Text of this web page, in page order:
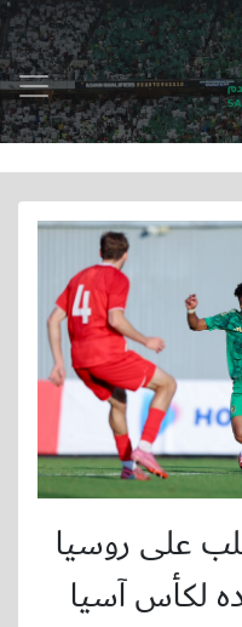
تحت23 يتغلب على روسيا
لكأس آسيا